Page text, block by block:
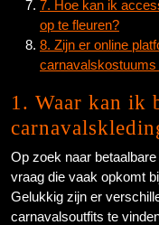
7. Hoe kan ik
op te fleuren?
8. Zijn er online
1. Waar kan ik
Op zoek naar
vraag die vaak opkomt
Gelukkig zijn er
carnavalsoutfits te